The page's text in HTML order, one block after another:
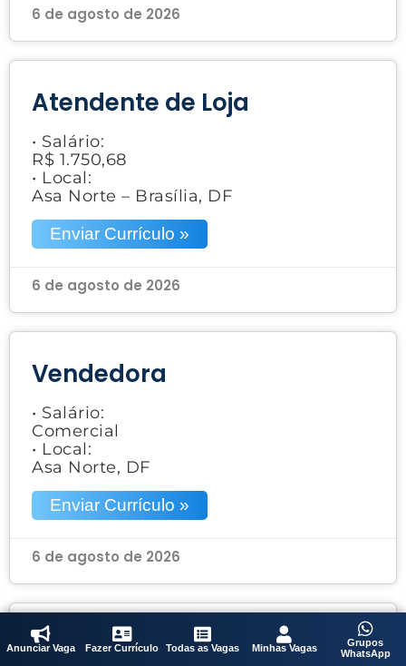
6 de agosto de 2026
Atendente de Loja
• Salário:
R$ 1.750,68
• Local:
Asa Norte – Brasília, DF
Enviar Currículo »
6 de agosto de 2026
Vendedora
• Salário:
Comercial
• Local:
Asa Norte, DF
Enviar Currículo »
6 de agosto de 2026
Vendedora
Anunciar Vaga Fazer Currículo Todas as Vagas Minhas Vagas
Grupos
WhatsApp